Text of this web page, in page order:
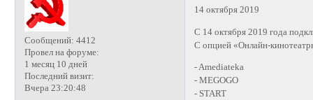
Сообщений: 4412
Провел на форуме:
1 месяц 10 дней
Последний визит:
Вчера 23:20:48
14 октября 2019
С 14 октября 2019 года
С опцией «Онлайн-
- Amediateka
- MEGOGO
- START